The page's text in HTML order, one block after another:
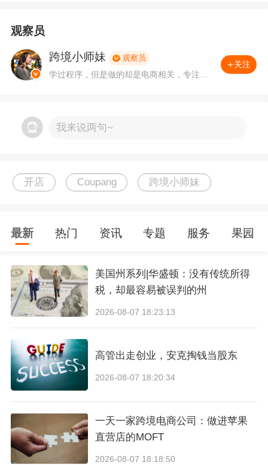
图片处理
可忽略不计。
优化选品和Listing，暂缓广告投入。
成本可后期根据需求追加。
若选择自发货模式且控制销量，初期约需5000-8
000元（含产品成本、物流及基础运营费用）。
实际费用根据卖家实际情况决定，以上仅供参
考。
相关文章推荐：
Coupang入驻申请通过后要做什么，入驻常见
问题
封面来源/图虫创意
（来源：跨境小师妹）
观察员
跨境小师妹 观察员
学过程序，但是做的却是电商相关，专注、
关注
我来说两句~
开店 Coupang 跨境小师妹
最新 热门 资讯 专题 服务 果园
美国州系列|华盛顿：没有传统所得
税，却最容易被误判的州
2026-08-07 18:23:13
高管出走创业，安克掏钱当股东
2026-08-07 18:20:34
一天一家跨境电商公司：做进苹果
直营店的MOFT
2026-08-07 18:18:50